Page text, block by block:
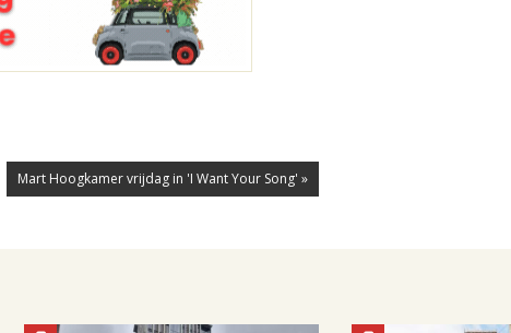
Mart Hoogkamer vrijdag in 'I Want Your Song' »